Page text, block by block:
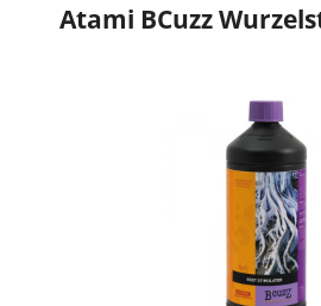
Atami BCuzz